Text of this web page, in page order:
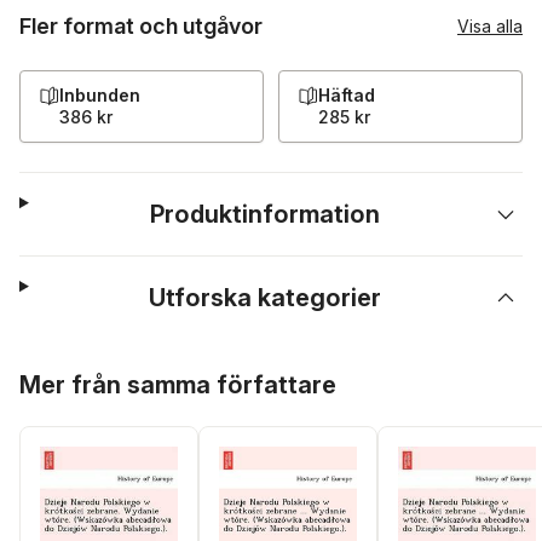
Fler format och utgåvor Visa alla
Inbunden
386 kr
Häftad
285 kr
Produktinformation
Utforska kategorier
Mer från samma författare